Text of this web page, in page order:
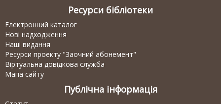
Ресурси бібліотеки
Електронний каталог
Нові надходження
Наші видання
Ресурси проекту "Заочний абонемент"
Віртуальна довідкова служба
Мапа сайту
Публічна інформація